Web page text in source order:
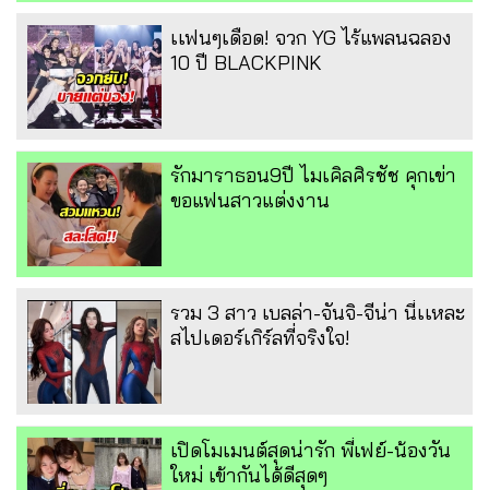
เเฟนๆเดือด! จวก YG ไร้แพลนฉลอง
10 ปี BLACKPINK
รักมาราธอน9ปี ไมเคิลศิรชัช คุกเข่า
ขอแฟนสาวแต่งงาน
รวม 3 สาว เบลล่า-จันจิ-จีน่า นี่เเหละ
สไปเดอร์เกิร์ลที่จริงใจ!
เปิดโมเมนต์สุดน่ารัก พี่เฟย์-น้องวัน
ใหม่ เข้ากันได้ดีสุดๆ